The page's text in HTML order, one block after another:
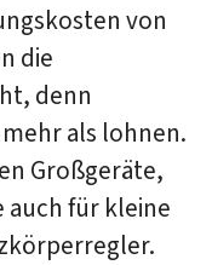
von
die
denn
als lohnen.
Großgeräte,
auch für kleine